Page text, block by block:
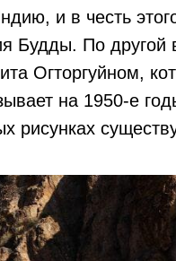
и в честь
Будды. По другой
Огторгуйном,
на 1950-е
рисунках